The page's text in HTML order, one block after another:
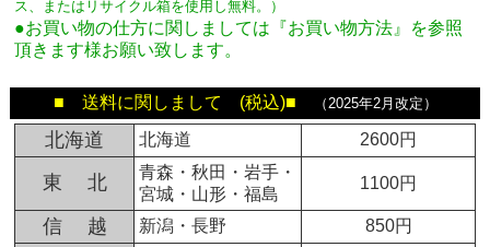
ス、またはリサイクル箱を使用し無料。
）
●お買い物の仕方に関しましては『お買い物方法』を参照
頂きます様お願い致します。
■ 送料に関しまして (税込)■ （2025年2月改定）
北海道 北海道 2600円
東 北
青森・秋田・岩手・
宮城・山形・福島
1100円
信 越 新潟・長野 850円